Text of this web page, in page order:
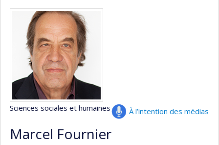
À l’intention des médias
Sciences sociales et humaines
Marcel Fournier